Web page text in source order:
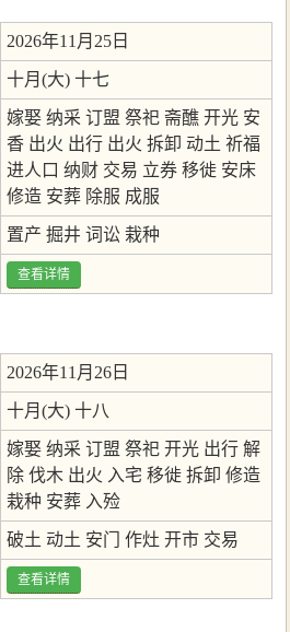
2026年11月25日
十月(大) 十七
嫁娶 纳采 订盟 祭祀 斋醮 开光 安
香 出火 出行 出火 拆卸 动土 祈福
进人口 纳财 交易 立券 移徙 安床
修造 安葬 除服 成服
置产 掘井 词讼 栽种
查看详情
2026年11月26日
十月(大) 十八
嫁娶 纳采 订盟 祭祀 开光 出行 解
除 伐木 出火 入宅 移徙 拆卸 修造
栽种 安葬 入殓
破土 动土 安门 作灶 开市 交易
查看详情